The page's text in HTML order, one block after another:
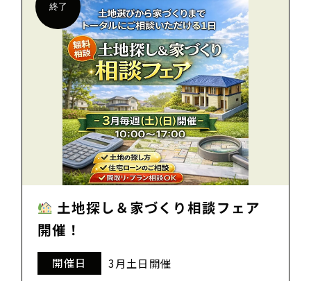
終了
土地探し＆家づくり相談フェア
開催！
開催日
3月土日開催